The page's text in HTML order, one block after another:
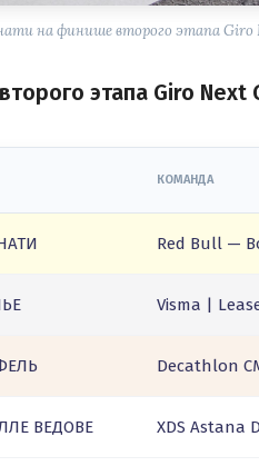
на финише второго этапа Giro
этапа Giro Next
КОМАНДА
Red Bull —
Visma |
Decathlon
ВЕДОВЕ XDS Astana